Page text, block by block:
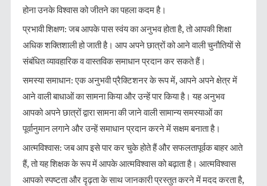
होना उनके विश्वास को जीतने का पहला कदम है।
प्रभावी शिक्षण: जब आपके पास स्वंय का अनुभव होता है, तो आपकी शिक्षा
अधिक शक्तिशाली हो जाती है। आप अपने छात्रों को आने वाली चुनौतियों से
संबंधित व्यावहारिक व वास्तविक समाधान प्रदान कर सकते हैं।
समस्या समाधान: एक अनुभवी प्रैक्टिशनर के रूप में, आपने अपने क्षेत्र में
आने वाली बाधाओं का सामना किया और उन्हें पार किया है। यह अनुभव
आपको अपने छात्रों द्वारा सामना की जाने वाली सामान्य समस्याओं का
पूर्वानुमान लगाने और उन्हें समाधान प्रदान करने में सक्षम बनाता है।
आत्मविश्वास: जब आप इसे पार कर चुके होते हैं और सफलतापूर्वक बाहर आते
हैं, तो यह शिक्षक के रूप में आपके आत्मविश्वास को बढ़ाता है। आत्मविश्वास
आपको स्पष्टता और दृढ़ता के साथ जानकारी प्रस्तुत करने में मदद करता है,